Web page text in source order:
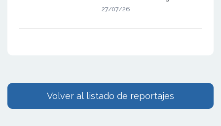
generativa
artificial (como ChatGPT,
27/07/26
Volver al listado de reportajes